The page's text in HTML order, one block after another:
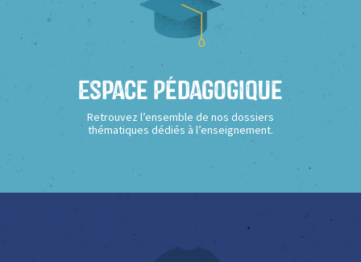
Espace Pédagogique
Retrouvez l’ensemble de nos dossiers
thématiques dédiés à l’enseignement.